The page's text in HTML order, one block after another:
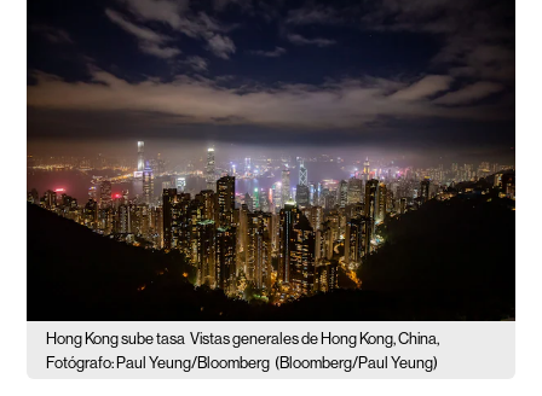
Hong Kong sube tasa Vistas generales de Hong Kong, China,
Fotógrafo: Paul Yeung/Bloomberg (Bloomberg/Paul Yeung)